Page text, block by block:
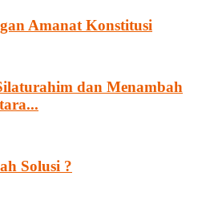
Amanat Konstitusi
dan Menambah
Solusi ?